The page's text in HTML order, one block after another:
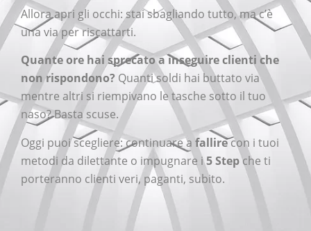
Allora apri gli occhi: stai sbagliando tutto, ma c’è
una via per riscattarti.
Quante ore hai sprecato a inseguire clienti che
non rispondono? Quanti soldi hai buttato via
mentre altri si riempivano le tasche sotto il tuo
naso? Basta scuse.
Oggi puoi scegliere: continuare a fallirecon i tuoi
metodi da dilettante o impugnare i5 Stepche ti
porteranno clienti veri, paganti, subito.